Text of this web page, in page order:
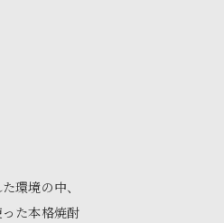
環境の中、
た本格焼酎